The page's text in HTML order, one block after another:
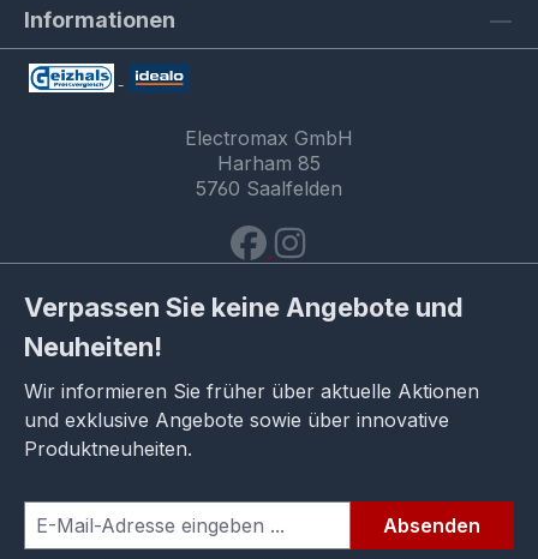
Informationen
Electromax GmbH
Harham 85
5760 Saalfelden
Verpassen Sie keine Angebote und
Neuheiten!
Wir informieren Sie früher über aktuelle Aktionen
und exklusive Angebote sowie über innovative
Produktneuheiten.
Absenden